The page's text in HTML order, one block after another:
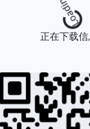
正在下载信